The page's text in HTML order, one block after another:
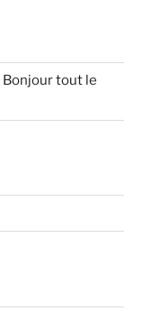
Bonjour tout le